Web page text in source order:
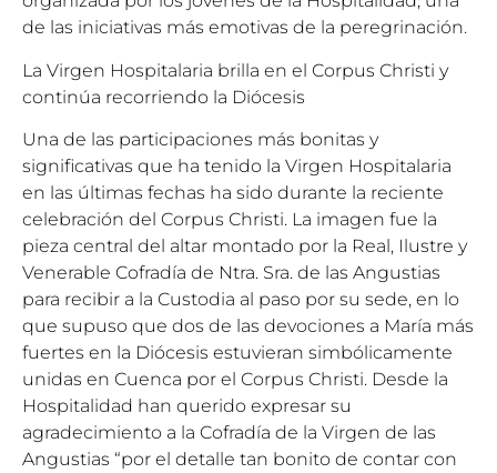
de las iniciativas más emotivas de la peregrinación.
La Virgen Hospitalaria brilla en el Corpus Christi y
continúa recorriendo la Diócesis
Una de las participaciones más bonitas y
significativas que ha tenido la Virgen Hospitalaria
en las últimas fechas ha sido durante la reciente
celebración del Corpus Christi. La imagen fue la
pieza central del altar montado por la Real, Ilustre y
Venerable Cofradía de Ntra. Sra. de las Angustias
para recibir a la Custodia al paso por su sede, en lo
que supuso que dos de las devociones a María más
fuertes en la Diócesis estuvieran simbólicamente
unidas en Cuenca por el Corpus Christi. Desde la
Hospitalidad han querido expresar su
agradecimiento a la Cofradía de la Virgen de las
Angustias “por el detalle tan bonito de contar con